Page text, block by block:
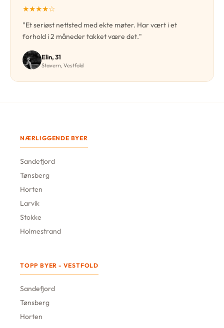
★★★★☆
"Et seriøst nettsted med ekte møter. Har vært i et
forhold i 2 måneder takket være det."
Elin, 31
Stavern, Vestfold
NÆRLIGGENDE BYER
Sandefjord
Tønsberg
Horten
Larvik
Stokke
Holmestrand
TOPP BYER - VESTFOLD
Sandefjord
Tønsberg
Horten